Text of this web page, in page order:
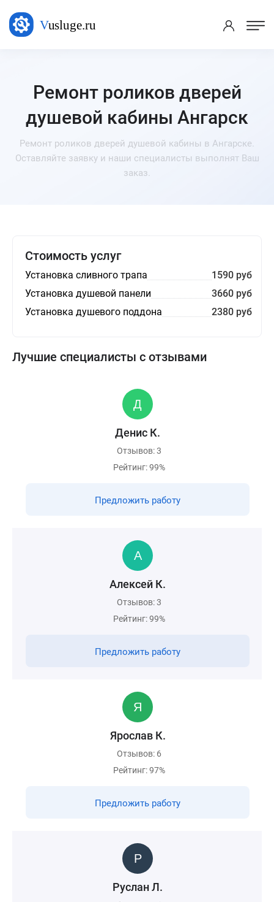
Ремонт роликов дверей
душевой кабины Ангарск
Ремонт роликов дверей душевой кабины в Ангарске.
Оставляйте заявку и наши специалисты выполнят Ваш
заказ.
Стоимость услуг
Установка сливного трапа
1590 руб
Установка душевой панели
3660 руб
Установка душевого поддона
2380 руб
Лучшие специалисты с отзывами
Денис К.
Отзывов: 3
Рейтинг: 99%
Предложить работу
Алексей К.
Отзывов: 3
Рейтинг: 99%
Предложить работу
Ярослав К.
Отзывов: 6
Рейтинг: 97%
Предложить работу
Руслан Л.